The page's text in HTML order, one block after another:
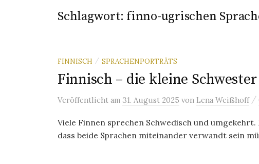
Schlagwort: finno-ugrischen
FINNISCH / SPRACHENPORTRÄTS
Finnisch – die kleine Schwester
Veröffentlicht am 31. August 2025 von Lena Weißhoff /
Viele Finnen sprechen Schwedisch und
dass beide Sprachen miteinander verwandt sein